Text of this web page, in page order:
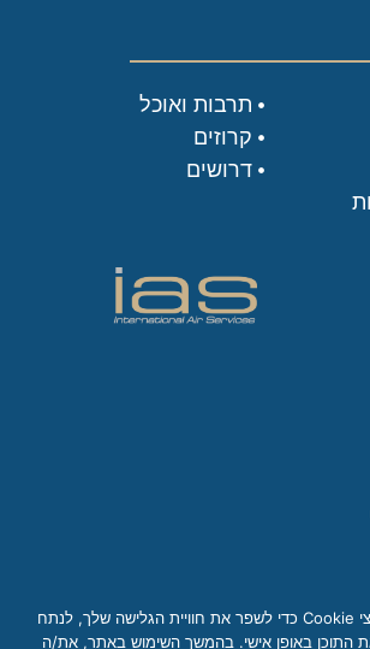
תרבות ואוכל
קרוזים
דרושים
אנו משתמשים בקובצי Cookie כדי לשפר את חוויית הגלישה שלך, לנתח
התוכן באופן אישי. בהמשך השימוש באתר, את/ה